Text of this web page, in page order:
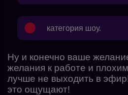
категория шоу.
Ну и конечно ваше
желания к работе и
лучше не выходить в
это ощущают!